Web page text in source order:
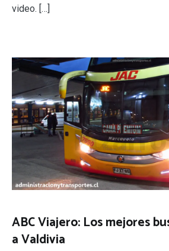
video. […]
ABC Viajero: Los mejores
a Valdivia